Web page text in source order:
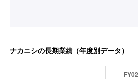
ナカニシの長期業績（年度別データ）
FY02